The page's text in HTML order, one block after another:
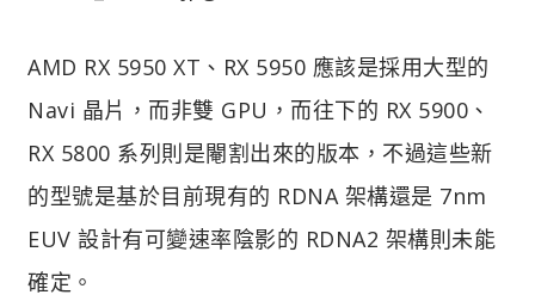
AMD RX 5950 XT、RX 5950 應該是採用大型的
Navi 晶片，而非雙 GPU，而往下的 RX 5900、
RX 5800 系列則是閹割出來的版本，不過這些新
的型號是基於目前現有的 RDNA 架構還是 7nm
EUV 設計有可變速率陰影的 RDNA2 架構則未能
確定。